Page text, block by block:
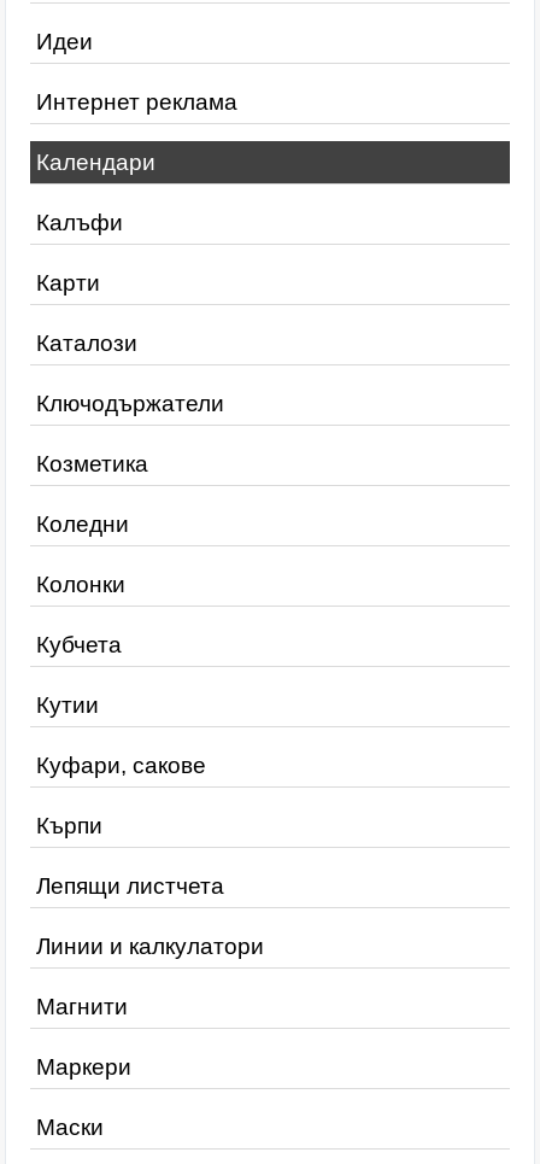
Идеи
Интернет реклама
Календари
Калъфи
Карти
Каталози
Ключодържатели
Козметика
Коледни
Колонки
Кубчета
Кутии
Куфари, сакове
Кърпи
Лепящи листчета
Линии и калкулатори
Магнити
Маркери
Маски